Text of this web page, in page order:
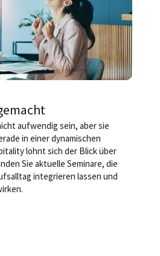
aufwendig sein, aber sie
in einer dynamischen
lohnt sich der Blick über
Sie aktuelle Seminare, die
integrieren lassen und